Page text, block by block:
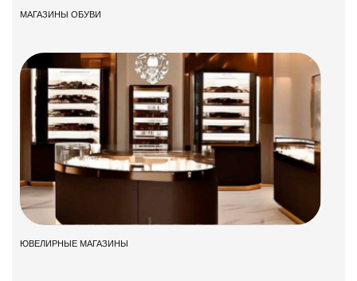
МАГАЗИНЫ ОБУВИ
ЮВЕЛИРНЫЕ МАГАЗИНЫ